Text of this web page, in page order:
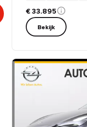
€ 33.895
Bekijk